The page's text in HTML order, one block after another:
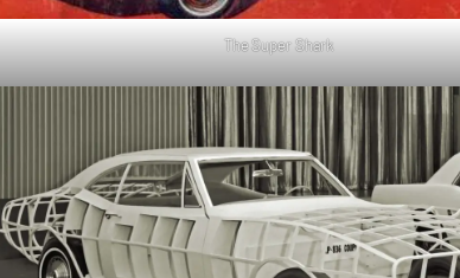
The Super Shark